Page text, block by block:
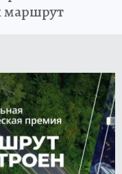
маршрут